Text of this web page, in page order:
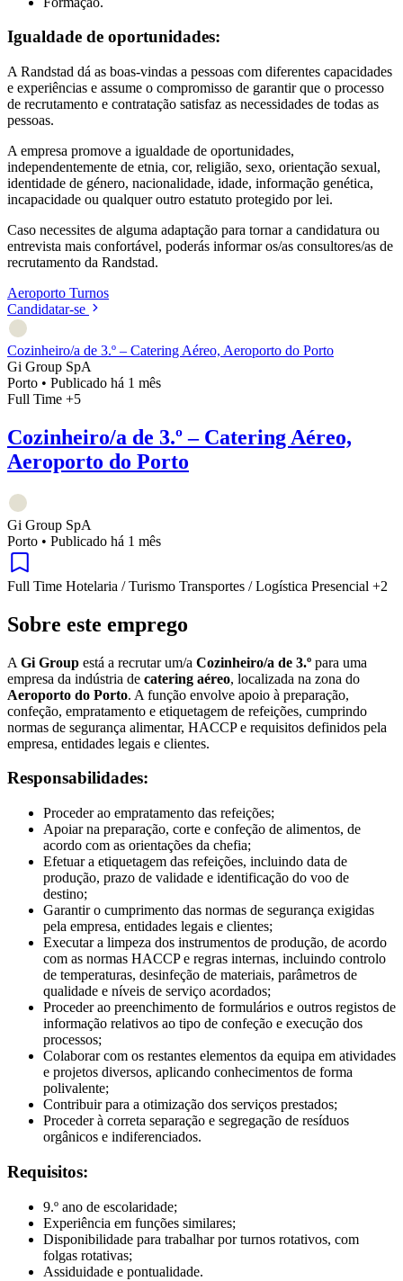
Igualdade de oportunidades:
A Randstad dá as boas-vindas a pessoas com diferentes capacidades
e experiências e assume o compromisso de garantir que o processo
de recrutamento e contratação satisfaz as necessidades de todas as
pessoas.
A empresa promove a igualdade de oportunidades,
independentemente de etnia, cor, religião, sexo, orientação sexual,
identidade de género, nacionalidade, idade, informação genética,
incapacidade ou qualquer outro estatuto protegido por lei.
Caso necessites de alguma adaptação para tornar a candidatura ou
entrevista mais confortável, poderás informar os/as consultores/as de
recrutamento da Randstad.
Aeroporto Turnos
Candidatar-se
Cozinheiro/a de 3.º – Catering Aéreo, Aeroporto do Porto
Gi Group SpA
Porto • Publicado há 1 mês
Full Time +5
Cozinheiro/a de 3.º – Catering Aéreo,
Aeroporto do Porto
Gi Group SpA
Porto • Publicado há 1 mês
Full Time Hotelaria / Turismo Transportes / Logística Presencial +2
Sobre este emprego
A Gi Group está a recrutar um/a Cozinheiro/a de 3.º para uma
empresa da indústria de catering aéreo, localizada na zona do
Aeroporto do Porto. A função envolve apoio à preparação,
confeção, empratamento e etiquetagem de refeições, cumprindo
normas de segurança alimentar, HACCP e requisitos definidos pela
empresa, entidades legais e clientes.
Responsabilidades:
Proceder ao empratamento das refeições;
Apoiar na preparação, corte e confeção de alimentos, de
acordo com as orientações da chefia;
Efetuar a etiquetagem das refeições, incluindo data de
produção, prazo de validade e identificação do voo de
destino;
Garantir o cumprimento das normas de segurança exigidas
pela empresa, entidades legais e clientes;
Executar a limpeza dos instrumentos de produção, de acordo
com as normas HACCP e regras internas, incluindo controlo
de temperaturas, desinfeção de materiais, parâmetros de
qualidade e níveis de serviço acordados;
Proceder ao preenchimento de formulários e outros registos de
informação relativos ao tipo de confeção e execução dos
processos;
Colaborar com os restantes elementos da equipa em atividades
e projetos diversos, aplicando conhecimentos de forma
polivalente;
Contribuir para a otimização dos serviços prestados;
Proceder à correta separação e segregação de resíduos
orgânicos e indiferenciados.
Requisitos:
9.º ano de escolaridade;
Experiência em funções similares;
Disponibilidade para trabalhar por turnos rotativos, com
folgas rotativas;
Assiduidade e pontualidade.